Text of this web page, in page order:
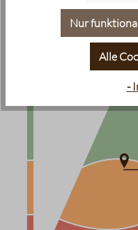
Aufbereitung
Infografik eines
Nur
Alle
-